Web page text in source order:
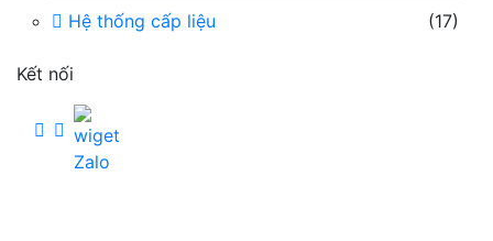
Hệ thống cấp liệu (17)
Kết nối